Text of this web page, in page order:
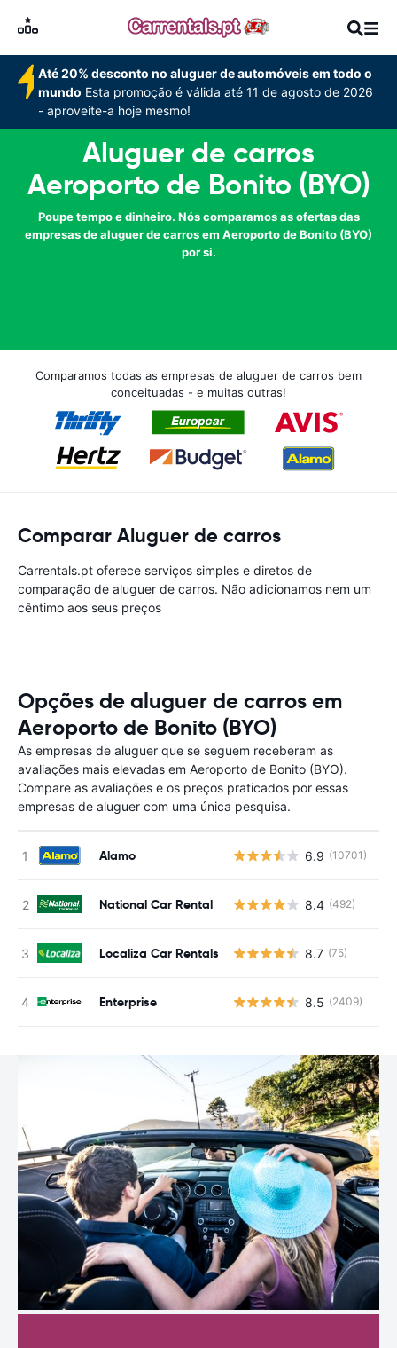
Até 20% desconto no aluguer de automóveis em todo o
mundo Esta promoção é válida até 11 de agosto de 2026
- aproveite-a hoje mesmo!
Aluguer de carros
Aeroporto de Bonito (BYO)
Poupe tempo e dinheiro. Nós comparamos as ofertas das
empresas de aluguer de carros em Aeroporto de Bonito (BYO)
por si.
Comparamos todas as empresas de aluguer de carros bem
conceituadas - e muitas outras!
Comparar Aluguer de carros
Carrentals.pt oferece serviços simples e diretos de
comparação de aluguer de carros. Não adicionamos nem um
cêntimo aos seus preços
Opções de aluguer de carros em
Aeroporto de Bonito (BYO)
As empresas de aluguer que se seguem receberam as
avaliações mais elevadas em Aeroporto de Bonito (BYO).
Compare as avaliações e os preços praticados por essas
empresas de aluguer com uma única pesquisa.
Alamo 6.9 (10701)
National Car Rental 8.4 (492)
Localiza Car Rentals 8.7 (75)
Enterprise 8.5 (2409)